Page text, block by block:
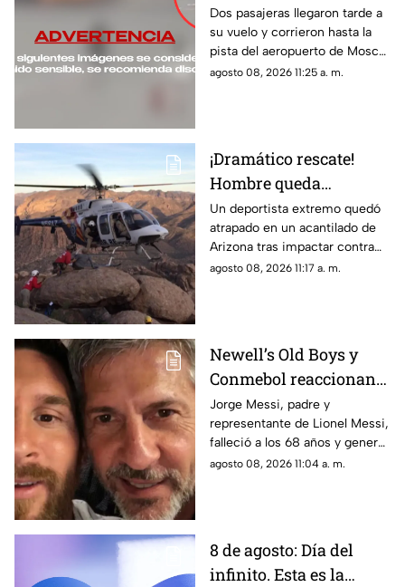
alcanzar su avión
después de perder el
vuelo
Dos pasajeras llegaron tarde a
su vuelo y corrieron hasta la
pista del aeropuerto de Moscú
para intentar alcanzar el avión.
agosto 08, 2026 11:25 a. m.
¡Dramático rescate!
Hombre queda
atrapado en un
acantilado tras salto
BASE y lo sacan en
helicóptero | VIDEO
Un deportista extremo quedó
atrapado en un acantilado de
Arizona tras impactar contra
las rocas durante un salto
agosto 08, 2026 11:17 a. m.
Newell’s Old Boys y
Conmebol reaccionan
ante la muerte de Jorge
Messi, padre de Lionel
Jorge Messi, padre y
representante de Lionel Messi,
falleció a los 68 años y generó
reacciones de organismos y
agosto 08, 2026 11:04 a. m.
8 de agosto: Día del
infinito. Esta es la